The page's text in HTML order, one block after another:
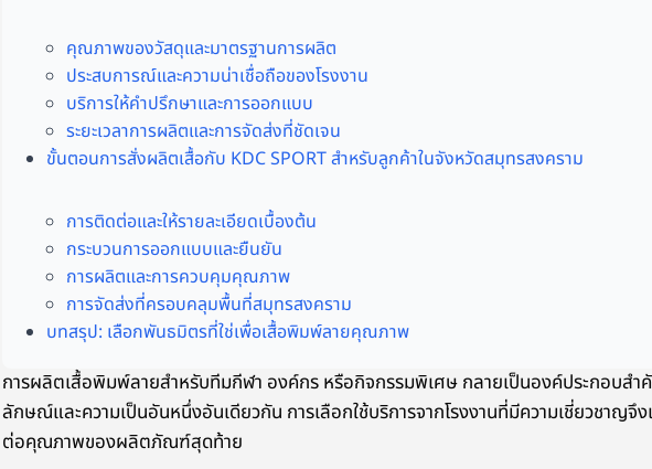
คุณภาพของวัสดุและมาตรฐานการผลิต
ประสบการณ์และความน่าเชื่อถือของโรงงาน
บริการให้คำปรึกษาและการออกแบบ
ระยะเวลาการผลิตและการจัดส่งที่ชัดเจน
ขั้นตอนการสั่งผลิตเสื้อกับ KDC SPORT สำหรับลูกค้าในจังหวัดสมุทรสงคราม
การติดต่อและให้รายละเอียดเบื้องต้น
กระบวนการออกแบบและยืนยัน
การผลิตและการควบคุมคุณภาพ
การจัดส่งที่ครอบคลุมพื้นที่สมุทรสงคราม
บทสรุป: เลือกพันธมิตรที่ใช่เพื่อเสื้อพิมพ์ลายคุณภาพ
การผลิตเสื้อพิมพ์ลายสำหรับทีมกีฬา องค์กร หรือกิจกรรมพิเศษ กลายเป็นองค์ประกอบสำ
ลักษณ์และความเป็นอันหนึ่งอันเดียวกัน การเลือกใช้บริการจากโรงงานที่มีความเชี่ยวชาญ
ต่อคุณภาพของผลิตภัณฑ์สุดท้าย